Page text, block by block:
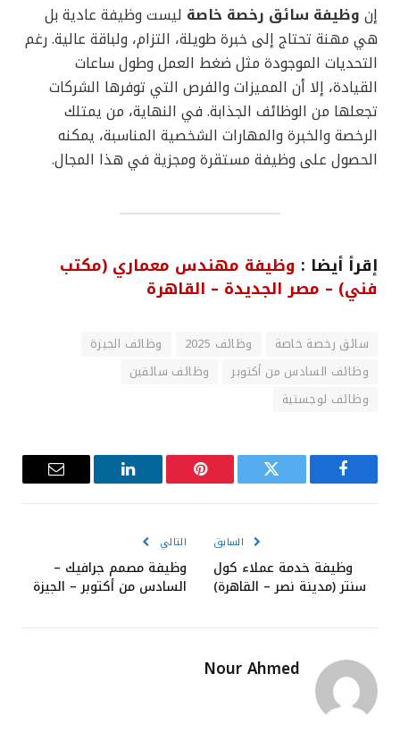
إن وظيفة سائق رخصة خاصة ليست وظيفة عادية بل
هي مهنة تحتاج إلى خبرة طويلة، التزام، ولباقة عالية. رغم
التحديات الموجودة مثل ضغط العمل وطول ساعات
القيادة، إلا أن المميزات والفرص التي توفرها الشركات
تجعلها من الوظائف الجذابة. في النهاية، من يمتلك
الرخصة والخبرة والمهارات الشخصية المناسبة، يمكنه
الحصول على وظيفة مستقرة ومجزية في هذا المجال.
إقرأ أيضا : وظيفة مهندس معماري (مكتب
فني) – مصر الجديدة – القاهرة
سائق رخصة خاصة وظائف 2025
وظائف الجيزة
وظائف السادس من أكتوبر
وظائف سائقين
وظائف لوجستية
فيسبوك تويتر بينتيريست لينكدإن
البريد
السابق
وظيفة خدمة عملاء كول
سنتر (مدينة نصر – القاهرة)
التالي
وظيفة مصمم جرافيك –
السادس من أكتوبر – الجيزة
Nour Ahmed